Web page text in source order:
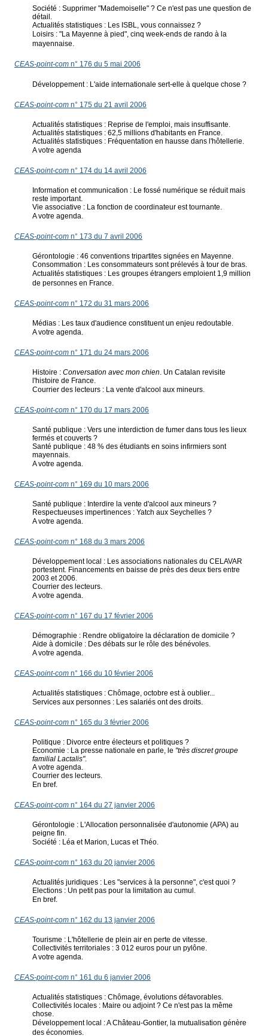
Société : Supprimer "Mademoiselle" ? Ce n'est pas une question de
détail.
Actualités statistiques : Les ISBL, vous connaissez ?
Loisirs : "La Mayenne à pied", cinq week-ends de rando à la
mayennaise.
CEAS-point-comn° 176 du 5 mai 2006
Développement : L'aide internationale sert-elle à quelque chose ?
CEAS-point-comn° 175 du 21 avril 2006
Actualités statistiques : Reprise de l'emploi, mais insuffisante.
Actualités statistiques : 62,5 millions d'habitants en France.
Actualités statistiques : Fréquentation en hausse dans l'hôtellerie.
A votre agenda
CEAS-point-comn° 174 du 14 avril 2006
Information et communication : Le fossé numérique se réduit mais
reste important.
Vie associative : La fonction de coordinateur est tournante.
A votre agenda.
CEAS-point-comn° 173 du 7 avril 2006
Gérontologie : 46 conventions tripartites signées en Mayenne.
Consommation : Les consommateurs sont prélevés à tour de bras.
Actualités statistiques : Les groupes étrangers emploient 1,9 million
de personnes en France.
CEAS-point-comn° 172 du 31 mars 2006
Médias : Les taux d'audience constituent un enjeu redoutable.
A votre agenda.
CEAS-point-comn° 171 du 24 mars 2006
Histoire : Conversation avec mon chien. Un Catalan revisite
l'histoire de France.
Courrier des lecteurs : La vente d'alcool aux mineurs.
CEAS-point-comn° 170 du 17 mars 2006
Santé publique : Vers une interdiction de fumer dans tous les lieux
fermés et couverts ?
Santé publique : 48 % des étudiants en soins infirmiers sont
mayennais.
A votre agenda.
CEAS-point-comn° 169 du 10 mars 2006
Santé publique : Interdire la vente d'alcool aux mineurs ?
Respectueuses impertinences : Yatch aux Seychelles ?
A votre agenda.
CEAS-point-comn° 168 du 3 mars 2006
Développement local : Les associations nationales du CELAVAR
portestent. Financements en baisse de près des deux tiers entre
2003 et 2006.
Courrier des lecteurs.
A votre agenda.
CEAS-point-comn° 167 du 17 février 2006
Démographie : Rendre obligatoire la déclaration de domicile ?
Aide à domicile : Des débats sur le rôle des bénévoles.
A votre agenda.
CEAS-point-comn° 166 du 10 février 2006
Actualités statistiques : Chômage, octobre est à oublier...
Services aux personnes : Les salariés ont des droits.
CEAS-point-comn° 165 du 3 février 2006
Politique : Divorce entre électeurs et politiques ?
Economie : La presse nationale en parle, le "très discret groupe
familial Lactalis".
A votre agenda.
Courrier des lecteurs.
En bref.
CEAS-point-comn° 164 du 27 janvier 2006
Gérontologie : L'Allocation personnalisée d'autonomie (APA) au
peigne fin.
Société : Léa et Marion, Lucas et Théo.
CEAS-point-comn° 163 du 20 janvier 2006
Actualités juridiques : Les "services à la personne", c'est quoi ?
Elections : Un petit pas pour la limitation au cumul.
En bref.
CEAS-point-comn° 162 du 13 janvier 2006
Tourisme : L'hôtellerie de plein air en perte de vitesse.
Collectivités territoriales : 3 012 euros pour un pylône.
A votre agenda.
CEAS-point-comn° 161 du 6 janvier 2006
Actualités statistiques : Chômage, évolutions défavorables.
Collectivités locales : Maire ou adjoint ? Ce n'est pas la même
chose.
Développement local : A Château-Gontier, la mutualisation génère
des économies.